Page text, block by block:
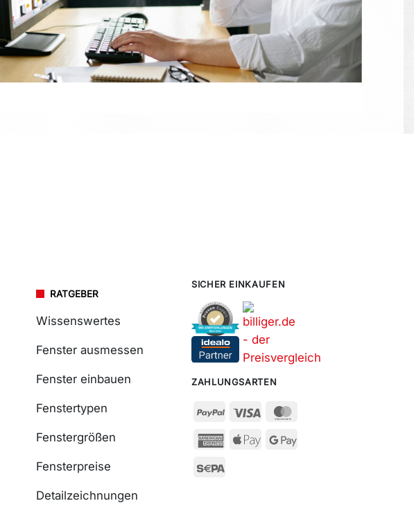
RATGEBER
Wissenswertes
Fenster ausmessen
Fenster einbauen
Fenstertypen
Fenstergrößen
Fensterpreise
Detailzeichnungen
SICHER EINKAUFEN
ZAHLUNGSARTEN